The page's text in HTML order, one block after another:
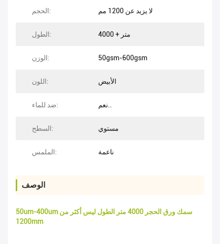
الحجم: لا يزيد عن 1200 مم
الطول: 4000 + متر
الوزن: 50gsm-600gsm
اللون: الأبيض
ضد للماء: نعم..
السطح: مستوي
الملمس: ناعمة
الوصف
50um-400um سمك ورق الحجر 4000 متر الطول ليس أكثر من
1200mm